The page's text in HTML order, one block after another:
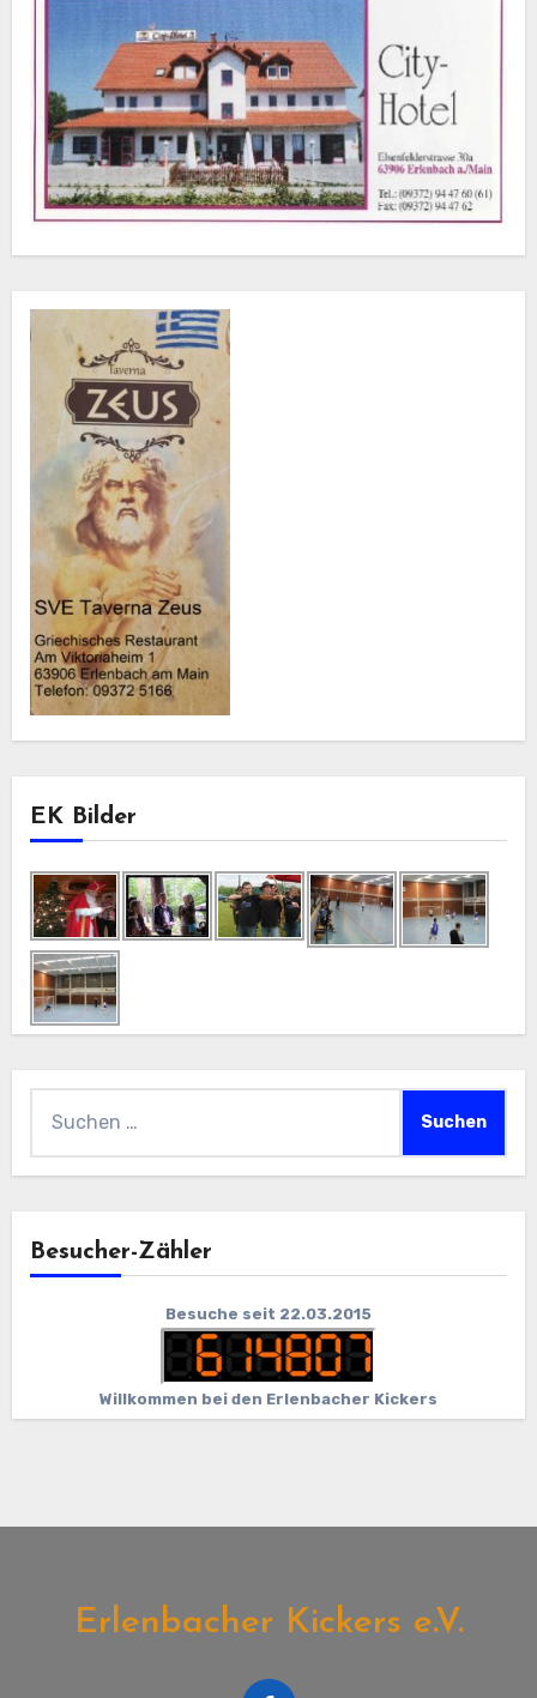
EK Bilder
Besucher-Zähler
Besuche seit 22.03.2015
Willkommen bei den Erlenbacher Kickers
Erlenbacher Kickers e.V.